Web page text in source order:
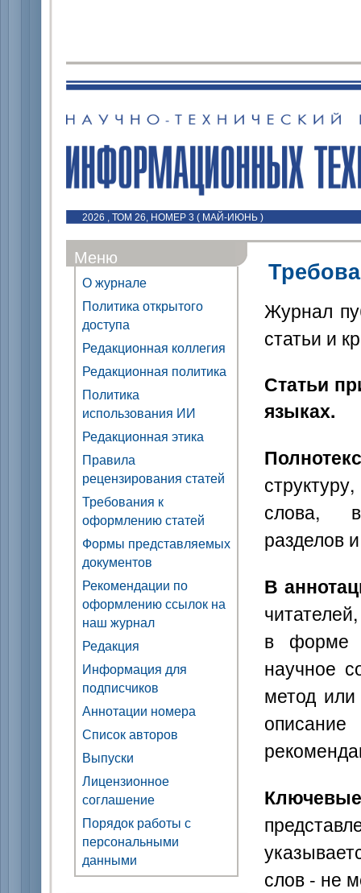
2026 , ТОМ 26, НОМЕР 3 ( МАЙ-ИЮНЬ )
Меню
О журнале
Политика открытого
доступа
Редакционная коллегия
Редакционная политика
Политика
использования ИИ
Редакционная этика
Правила
рецензирования статей
Требования к
оформлению статей
Формы представляемых
документов
Рекомендации по
оформлению ссылок на
наш журнал
Редакция
Информация для
подписчиков
Аннотации номера
Список авторов
Выпуски
Лицензионное
соглашение
Порядок работы с
персональными
данными
Журнал
статьи и
Статьи
языках.
слова,
разделов
В
в форме
научное
метод или
описание
слов - не